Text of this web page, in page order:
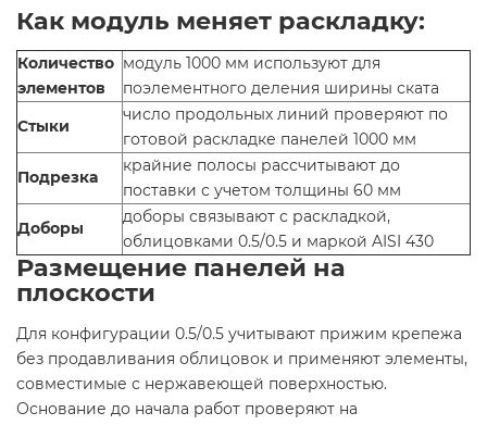
Как модуль меняет раскладку:
Количество
элементов
модуль 1000 мм используют для
поэлементного деления ширины ската
Стыки
число продольных линий проверяют по
готовой раскладке панелей 1000 мм
Подрезка
крайние полосы рассчитывают до
поставки с учетом толщины 60 мм
Доборы
доборы связывают с раскладкой,
облицовками 0.5/0.5 и маркой AISI 430
Размещение панелей на
плоскости
Для конфигурации 0.5/0.5 учитывают прижим крепежа
без продавливания облицовок и применяют элементы,
совместимые с нержавеющей поверхностью.
Основание до начала работ проверяют на